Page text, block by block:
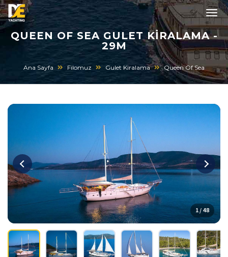
QUEEN OF SEA GULET KIRALAMA -
29M
Ana Sayfa Filomuz Gulet Kiralama Queen Of Sea
1 / 48